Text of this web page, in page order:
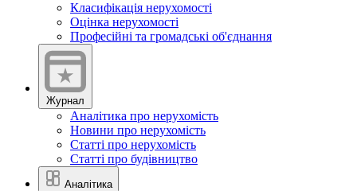
Класифікація нерухомості
Оцінка нерухомості
Професійні та громадські об'єднання
Журнал
Аналітика про нерухомість
Новини про нерухомість
Статті про нерухомість
Статті про будівництво
Аналітика